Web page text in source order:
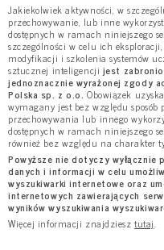
Jakiekolwiek aktywności, w
przechowywanie, lub inne
dostępnych w ramach niniejszego
szczególności w celu ich
modyfikacji i szkolenia systemów
sztucznej inteligencji jest
jednoznacznie wyrażonej zgody
Polska sp. z o.o. Obowiązek
wymagany jest bez względu
przechowywania lub innego
dostępnych w ramach niniejszego
również bez względu na charakter
Powyższe nie dotyczy
danych i informacji w celu
wyszukiwarki internetowe oraz
internetowych zawierających
wyników wyszukiwania
Więcej informacji znajdziesztutaj.